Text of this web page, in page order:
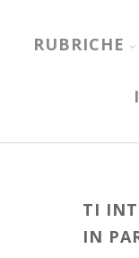
RUBRICHE
TI
IN